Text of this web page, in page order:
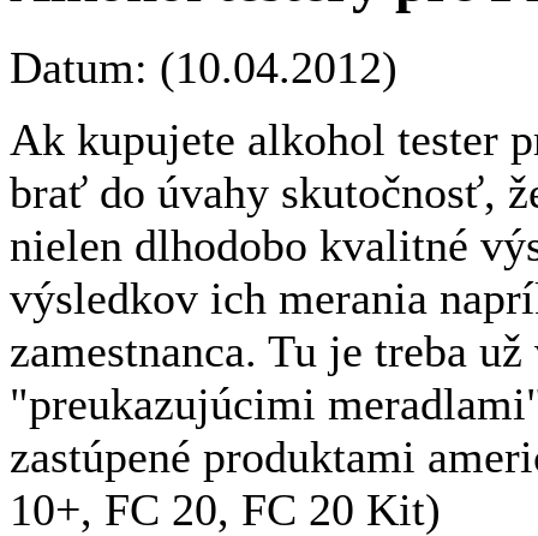
Datum: (10.04.2012)
Ak kupujete alkohol tester
brať do úvahy skutočnosť,
nielen dlhodobo kvalitné
výsledkov ich merania
zamestnanca. Tu je treba už
"preukazujúcimi meradlami
zastúpené produktami
10+, FC 20, FC 20 Kit)